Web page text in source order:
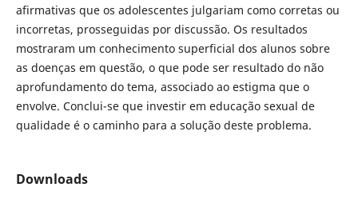
afirmativas que os adolescentes julgariam como corretas ou
incorretas, prosseguidas por discussão. Os resultados
mostraram um conhecimento superficial dos alunos sobre
as doenças em questão, o que pode ser resultado do não
aprofundamento do tema, associado ao estigma que o
envolve. Conclui-se que investir em educação sexual de
qualidade é o caminho para a solução deste problema.
Downloads